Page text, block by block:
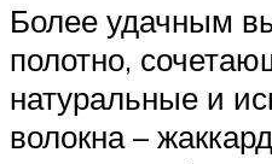
Более удачным
полотно,
натуральные и
волокна –